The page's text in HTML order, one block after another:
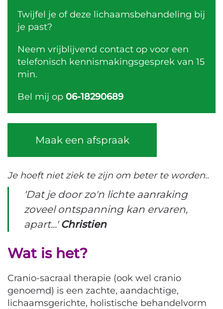
Twijfel je of deze lichaamsbehandeling bij
je past?
Neem vrijblijvend contact op voor een
telefonisch kennismakingsgesprek van 15
min.
Bel mij op 06-18290689
Maak een afspraak
Je hoeft niet ziek te zijn om beter te worden..
'Dat je door zo'n lichte aanraking
zoveel ontspanning kan ervaren,
apart...' Christien
Wat is het?
Cranio-sacraal therapie (ook wel cranio
genoemd) is een zachte, aandachtige,
lichaamsgerichte, holistische behandelvorm